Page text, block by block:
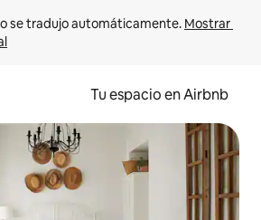
se tradujo automáticamente. Mostrar
Tu espacio en Airbnb